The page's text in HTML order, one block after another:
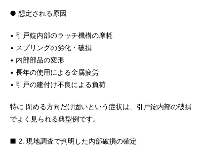
● 想定される原因
• 引戸錠内部のラッチ機構の摩耗
• スプリングの劣化・破損
• 内部部品の変形
• 長年の使用による金属疲労
• 引戸の建付け不良による負荷
特に 閉める方向だけ固いという症状は、引戸錠内部の破損
でよく見られる典型例です。
■ 2. 現地調査で判明した内部破損の確定